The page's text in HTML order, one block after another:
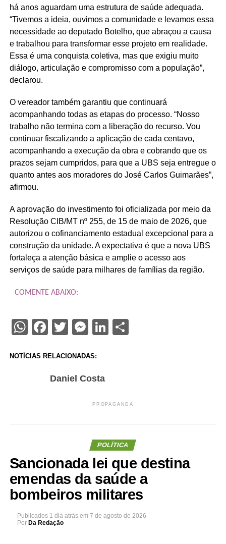
há anos aguardam uma estrutura de saúde adequada.
“Tivemos a ideia, ouvimos a comunidade e levamos essa
necessidade ao deputado Botelho, que abraçou a causa
e trabalhou para transformar esse projeto em realidade.
Essa é uma conquista coletiva, mas que exigiu muito
diálogo, articulação e compromisso com a população”,
declarou.
O vereador também garantiu que continuará
acompanhando todas as etapas do processo. “Nosso
trabalho não termina com a liberação do recurso. Vou
continuar fiscalizando a aplicação de cada centavo,
acompanhando a execução da obra e cobrando que os
prazos sejam cumpridos, para que a UBS seja entregue o
quanto antes aos moradores do José Carlos Guimarães”,
afirmou.
A aprovação do investimento foi oficializada por meio da
Resolução CIB/MT nº 255, de 15 de maio de 2026, que
autorizou o cofinanciamento estadual excepcional para a
construção da unidade. A expectativa é que a nova UBS
fortaleça a atenção básica e amplie o acesso aos
serviços de saúde para milhares de famílias da região.
COMENTE ABAIXO:
WhatsApp
Facebook
Twitter
Messenger
LinkedIn
Share
NOTÍCIAS RELACIONADAS:
Daniel Costa
PROPAGANDA
POLÍTICA
Sancionada lei que destina
emendas da saúde a
bombeiros militares
Publicados 1 dia atrás em 7 de agosto de 2026
Por Da Redação